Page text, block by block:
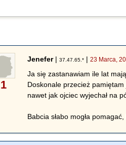
1
Jenefer|37.47.65.* |23 Marca,
Ja się zastanawiam ile lat
Doskonale przecież
nawet jak ojciec wyjechał na
Babcia słabo mogła